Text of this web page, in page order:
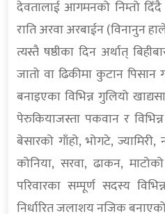
देवतालाई आगमनको निम्तो
राति अरवा अरबाईन (विनानुन
त्यस्तै षष्ठीका दिन अर्थात्
जातो वा ढिकीमा कुटान पिसान
बनाइएका विभिन्न गुलियो
पेरुकियाजस्ता पकवान र
बेसारको गाँहो, भोगटे,
कोनिया, सरवा, ढाकन,
परिवारका सम्पूर्ण सदस्य
निर्धारित जलाशय नजिक